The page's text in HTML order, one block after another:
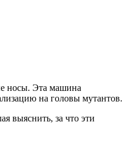
носы. Эта машина
на головы мутантов.
выяснить, за что эти